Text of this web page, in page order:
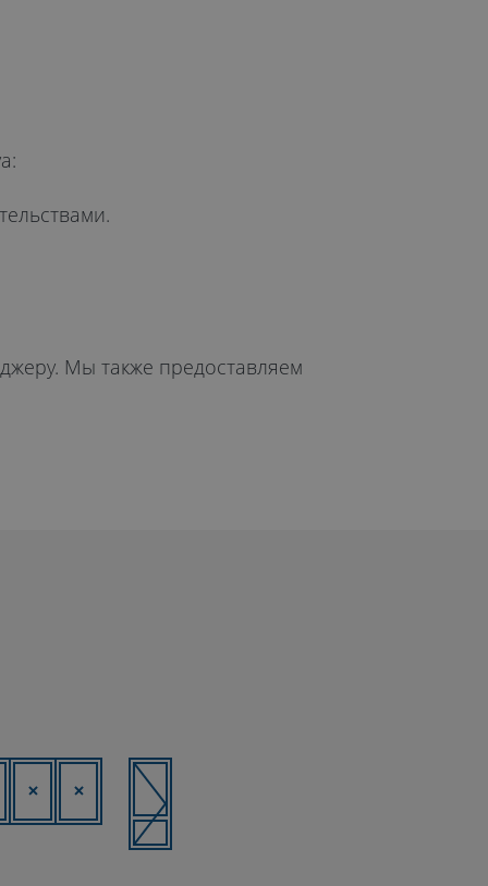
Мы также предоставляем